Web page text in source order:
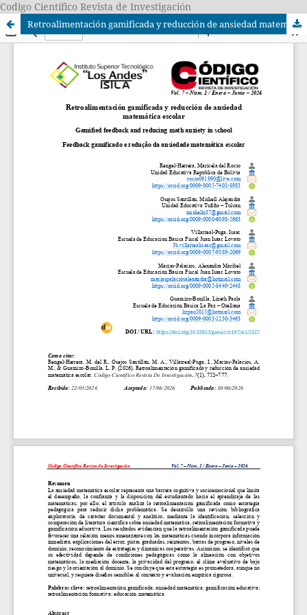
Codigo Científico Revista de Investigación
Retroalimentación gamificada y reducción de ansiedad matemática escolar